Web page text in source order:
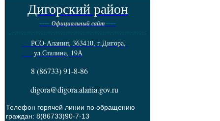
Дигорский район
---- Официальный сайт----
--------------------------------------------------------
РСО-Алания, 363410, г.Дигора,
ул.Сталина, 19А
8 (86733) 91-8-86
digora@digora.alania.gov.ru
Телефон горячей линии по обращению
граждан: 8(86733)90-7-13